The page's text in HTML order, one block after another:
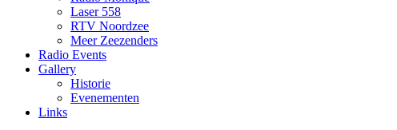
Laser 558
RTV Noordzee
Meer Zeezenders
Radio Events
Gallery
Historie
Evenementen
Links